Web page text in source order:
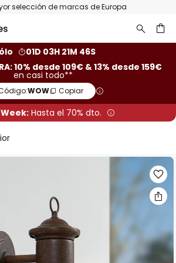
selección de marcas de Europa
01D 03H 21M 46S
10% desde 109€ & 13% desde 159€
en casi todo**
WOW Copiar
Hasta el 70% dto.